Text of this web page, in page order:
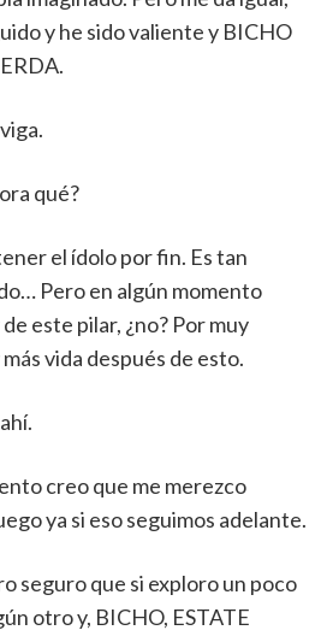
y he sido valiente y BICHO
qué?
el ídolo por fin. Es tan
Pero en algún momento
este pilar, ¿no? Por muy
vida después de esto.
creo que me merezco
ya si eso seguimos adelante.
seguro que si exploro un poco
otro y, BICHO, ESTATE